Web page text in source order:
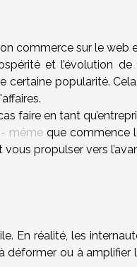
commerce sur le web
et l’évolution de
certaine popularité.
faire en tant
mêmeque commence
propulser vers
En réalité, les
déformer ou à amplifier